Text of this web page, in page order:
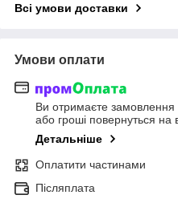
Всі умови доставки
Умови оплати
Ви отримаєте замовлення
або гроші повернуться на
Детальніше
Оплатити частинами
Післяплата